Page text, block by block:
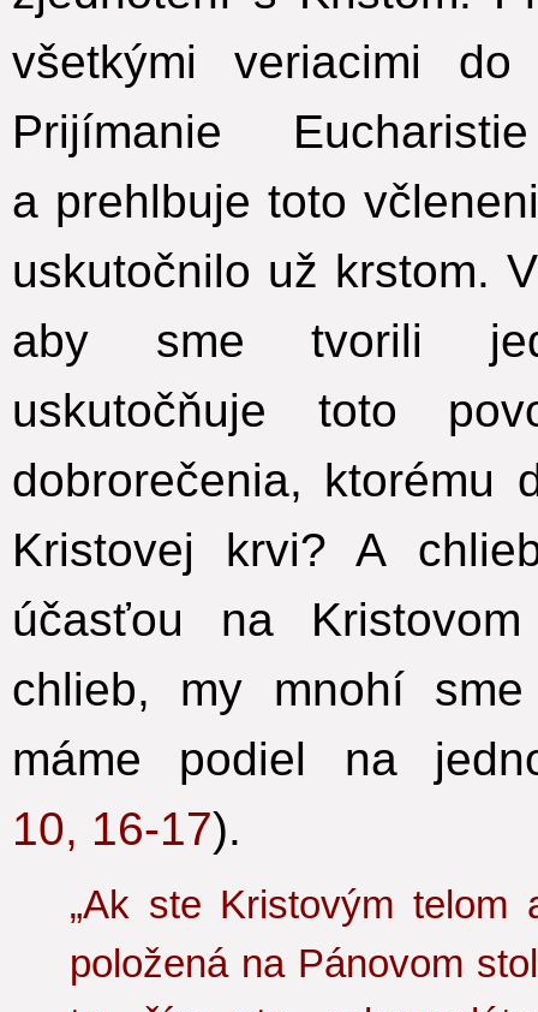
všetkými veriacimi
Prijímanie
a prehlbuje toto
uskutočnilo už krstom.
aby sme tvorili
uskutočňuje toto
dobrorečenia, ktorému
Kristovej krvi? A
účasťou na
chlieb, my mnohí
máme podiel na
10, 16-17).
„Ak ste Kristovým
položená na Pánovom